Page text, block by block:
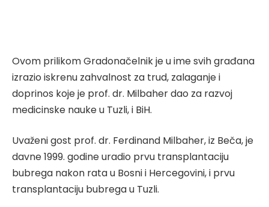
Ovom prilikom Gradonačelnik je u ime svih građana
izrazio iskrenu zahvalnost za trud, zalaganje i
doprinos koje je prof. dr. Milbaher dao za razvoj
medicinske nauke u Tuzli, i BiH.
Uvaženi gost prof. dr. Ferdinand Milbaher, iz Beča, je
davne 1999. godine uradio prvu transplantaciju
bubrega nakon rata u Bosni i Hercegovini, i prvu
transplantaciju bubrega u Tuzli.